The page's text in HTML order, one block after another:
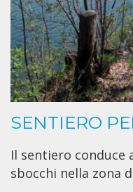
SENTIERO
Il sentiero conduce
sbocchi nella zona